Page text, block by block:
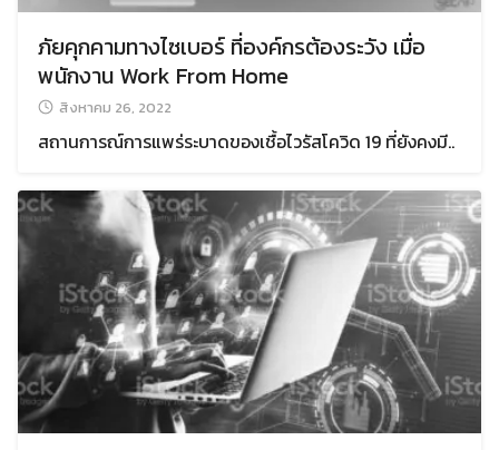
ภัยคุกคามทางไซเบอร์ ที่องค์กรต้องระวัง เมื่อ
พนักงาน Work From Home
สิงหาคม 26, 2022
สถานการณ์การแพร่ระบาดของเชื้อไวรัสโควิด 19 ที่ยังคงมี..